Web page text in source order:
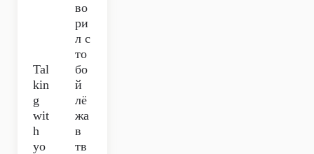
Tal
kin
g
wit
h
yo
во
ри
л с
то
бо
й
лё
жа
в
тв